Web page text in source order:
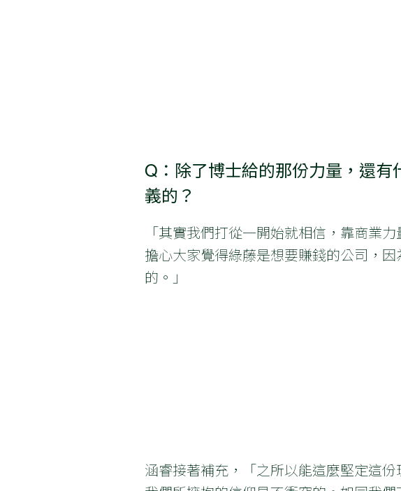
Q：除了博士給的那份力量，還
義的？
「其實我們打從一開始就相信，靠商業
擔心大家覺得綠藤是想要賺錢的公司，
的。」
涵睿接著補充，「之所以能這麼堅定這